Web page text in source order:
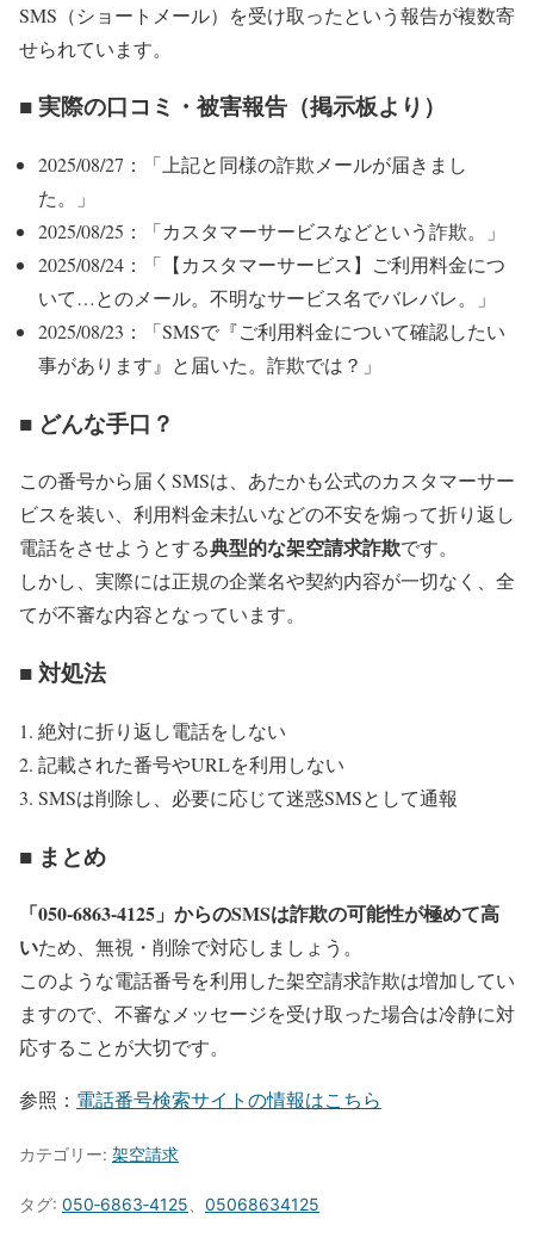
SMS（ショートメール）を受け取ったという報告が複数寄
せられています。
■ 実際の口コミ・被害報告（掲示板より）
2025/08/27：「上記と同様の詐欺メールが届きまし
た。」
2025/08/25：「カスタマーサービスなどという詐欺。」
2025/08/24：「【カスタマーサービス】ご利用料金につ
いて…とのメール。不明なサービス名でバレバレ。」
2025/08/23：「SMSで『ご利用料金について確認したい
事があります』と届いた。詐欺では？」
■ どんな手口？
この番号から届くSMSは、あたかも公式のカスタマーサー
ビスを装い、利用料金未払いなどの不安を煽って折り返し
電話をさせようとする典型的な架空請求詐欺です。
しかし、実際には正規の企業名や契約内容が一切なく、全
てが不審な内容となっています。
■ 対処法
絶対に折り返し電話をしない
記載された番号やURLを利用しない
SMSは削除し、必要に応じて迷惑SMSとして通報
■ まとめ
「050-6863-4125」からのSMSは詐欺の可能性が極めて高
いため、無視・削除で対応しましょう。
このような電話番号を利用した架空請求詐欺は増加してい
ますので、不審なメッセージを受け取った場合は冷静に対
応することが大切です。
参照： 電話番号検索サイトの情報はこちら
カテゴリー: 架空請求
タグ: 050‐6863‐4125 05068634125